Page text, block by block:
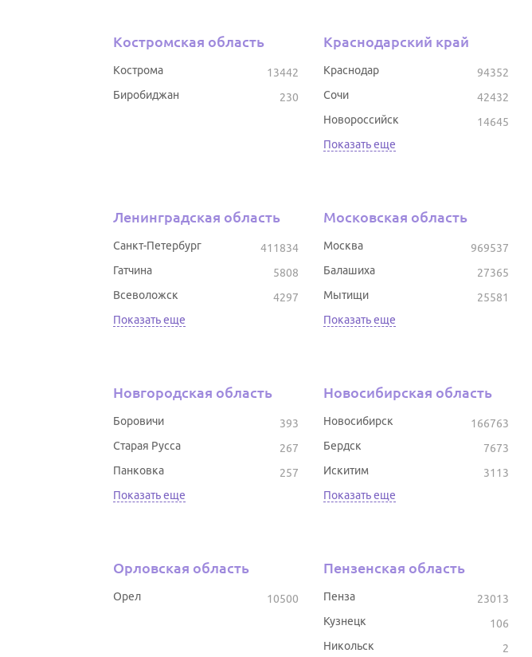
Костромская область
13442
Кострома
230
Биробиджан
Краснодарский край
94352
Краснодар
42432
Сочи
14645
Новороссийск
Показать еще
Ленинградская область
411834
Санкт-Петербург
5808
Гатчина
4297
Всеволожск
Показать еще
Московская область
969537
Москва
27365
Балашиха
25581
Мытищи
Показать еще
Новгородская область
393
Боровичи
267
Старая Русса
257
Панковка
Показать еще
Новосибирская область
166763
Новосибирск
7673
Бердск
3113
Искитим
Показать еще
Орловская область
10500
Орел
Пензенская область
23013
Пенза
106
Кузнецк
2
Никольск